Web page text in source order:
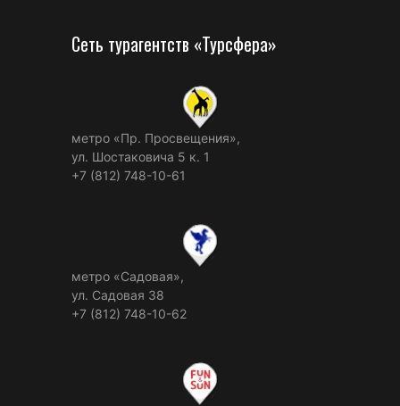
Сеть турагентств «Турсфера»
метро «Пр. Просвещения»,
ул. Шостаковича 5 к. 1
+7 (812) 748-10-61
метро «Садовая»,
ул. Садовая 38
+7 (812) 748-10-62